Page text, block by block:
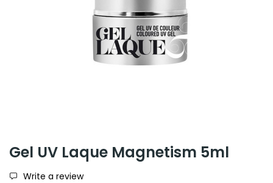
Gel UV Laque Magnetism 5ml
Write a review